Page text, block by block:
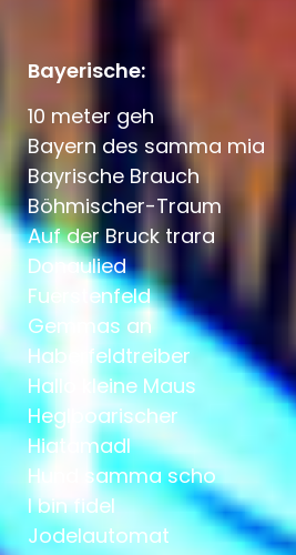
Bayerische:
10 meter geh
Bayern des samma mia
Bayrische Brauch
Böhmischer-Traum
Auf der Bruck trara
Donaulied
Fuerstenfeld
Gemmas an
Haberfeldtreiber
Hallo kleine Maus
Heglboarischer
Hiatamadl
Hund samma scho
I bin fidel
Jodelautomat